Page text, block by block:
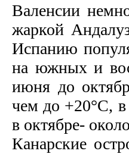
Валенсии
жаркой
Испанию
на южных и
июня до
чем до +20°С, в
в октябре-
Канарские